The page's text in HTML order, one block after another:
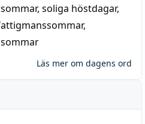
, soliga höstdagar,
,
Läs mer om dagens ord